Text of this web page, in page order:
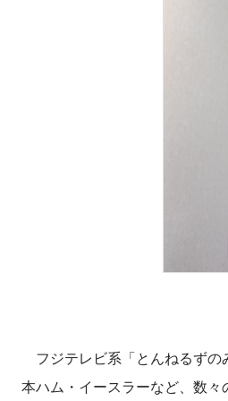
フジテレビ系「とんねるずの
本ハム・イースラーなど、数々